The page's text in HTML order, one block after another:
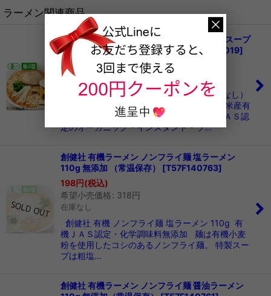
ラーメン関連商品
創健社 有機ラーメン ノンフライラーメン（スープ
なし） 75g 無添加（常温保存）[ T57F140019]
204
(税込)
在庫数 3点
創健社 有機 ノンフライラーメン（スープなし）
75g 有機ＪＡＳ認定・化学調味料無添加 北米産有
機小麦と瀬戸内海の塩のみを使用。 有機ＪＡＳ認
定のオーガニック・インスタント・ラ…
創健社 有機ラーメン ノンフライ麺 塩ラーメン
110g 無添加 （常温保存）
[T57F140763]
198円(税込)
希望小売価格: 318円
在庫なし
創健社 有機 ノンフライ麺 塩ラーメン 110g 有
機ＪＡＳ認定・化学調味料無添加 麺は有機小麦
粉を使用したコシのあるノンフライ麺。 特製スー
プは粗塩…
創健社 有機ラーメン ノンフライ麺 醤油ラーメン